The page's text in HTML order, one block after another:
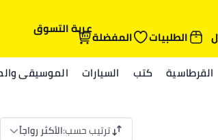
الطلبيات المفضلةعربة التسوق
القرطاسية كتب السيارات الموسيقى
ترتيب حسب:الأكثر رواجاً